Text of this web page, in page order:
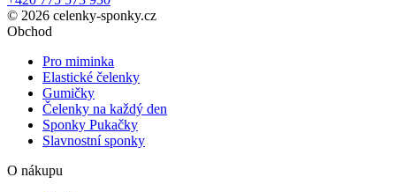
© 2026 celenky-sponky.cz
Obchod
Pro miminka
Elastické čelenky
Gumičky
Čelenky na každý den
Sponky Pukačky
Slavnostní sponky
O nákupu